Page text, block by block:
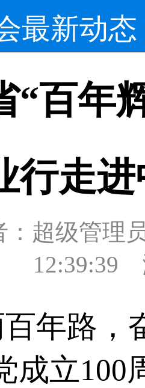
最新动态
“百年
行走进
：超级管理
12:39:39
百年路，
成立100